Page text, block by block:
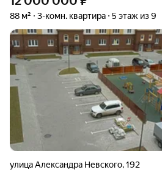
88 м² 3-комн. квартира 5 этаж из 9
улица Александра Невского,192